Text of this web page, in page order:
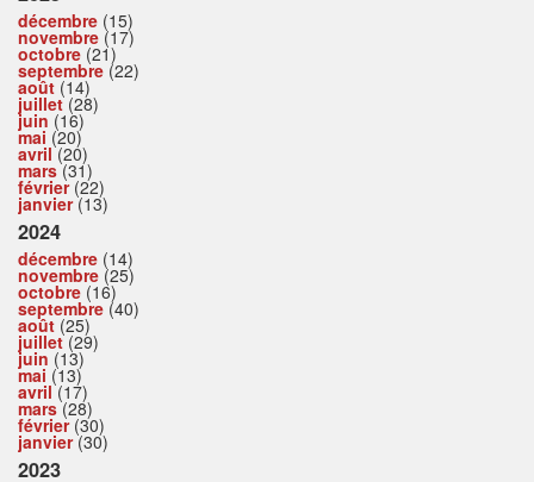
décembre (15)
novembre (17)
octobre (21)
septembre (22)
août (14)
juillet(28)
juin (16)
mai (20)
avril(20)
mars(31)
février(22)
janvier(13)
2024
décembre (14)
novembre (25)
octobre (16)
septembre (40)
août (25)
juillet(29)
juin (13)
mai (13)
avril(17)
mars(28)
février(30)
janvier(30)
2023